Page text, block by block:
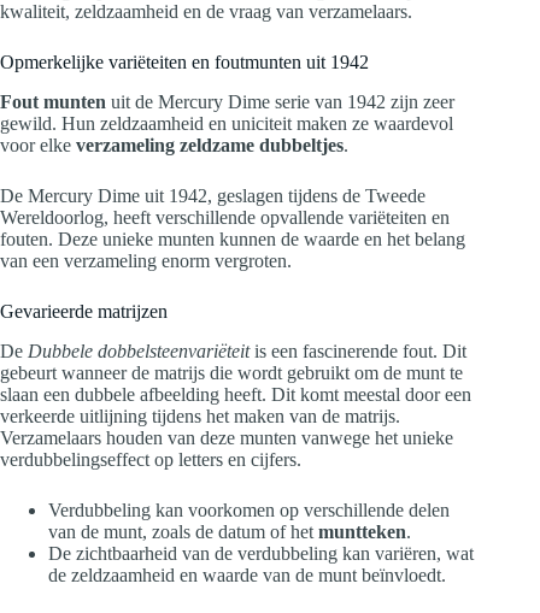
kwaliteit, zeldzaamheid en de vraag van verzamelaars.
Opmerkelijke variëteiten en foutmunten uit 1942
Fout munten uit de Mercury Dime serie van 1942 zijn zeer
gewild. Hun zeldzaamheid en uniciteit maken ze waardevol
voor elke verzameling zeldzame dubbeltjes.
De Mercury Dime uit 1942, geslagen tijdens de Tweede
Wereldoorlog, heeft verschillende opvallende variëteiten en
fouten. Deze unieke munten kunnen de waarde en het belang
van een verzameling enorm vergroten.
Gevarieerde matrijzen
De Dubbele dobbelsteenvariëteitis een fascinerende fout. Dit
gebeurt wanneer de matrijs die wordt gebruikt om de munt te
slaan een dubbele afbeelding heeft. Dit komt meestal door een
verkeerde uitlijning tijdens het maken van de matrijs.
Verzamelaars houden van deze munten vanwege het unieke
verdubbelingseffect op letters en cijfers.
Verdubbeling kan voorkomen op verschillende delen
van de munt, zoals de datum of het muntteken.
De zichtbaarheid van de verdubbeling kan variëren, wat
de zeldzaamheid en waarde van de munt beïnvloedt.